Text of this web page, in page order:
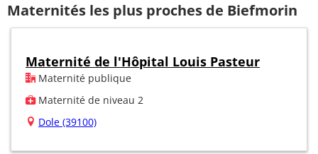
Maternités les plus proches de Biefmorin
Maternité de l'Hôpital Louis Pasteur
Maternité publique
Maternité de niveau 2
Dole (39100)